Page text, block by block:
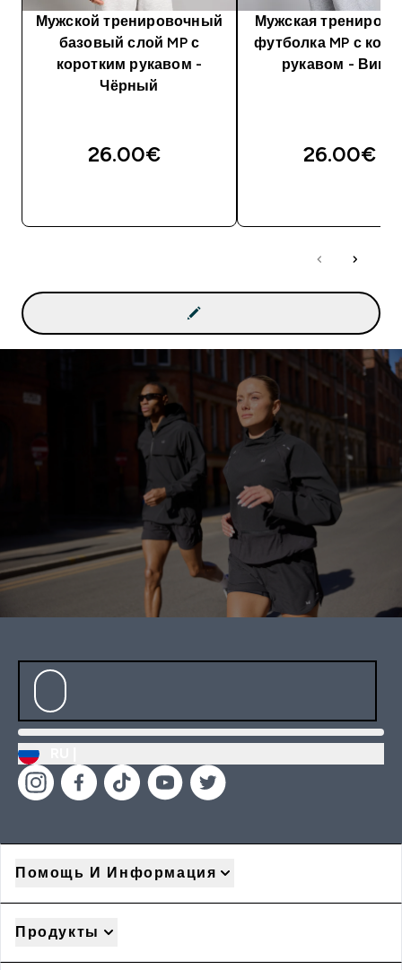
Мужской тренировочный
базовый слой MP с
коротким рукавом -
Чёрный
26.00€‎
Мужская
футболка MP с
рукавом -
26.00€‎
Помощь И Информация
Продукты